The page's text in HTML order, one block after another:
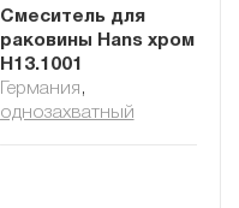
Смеситель для
раковины Hans хром
H13.1001
Германия ,
однозахватный